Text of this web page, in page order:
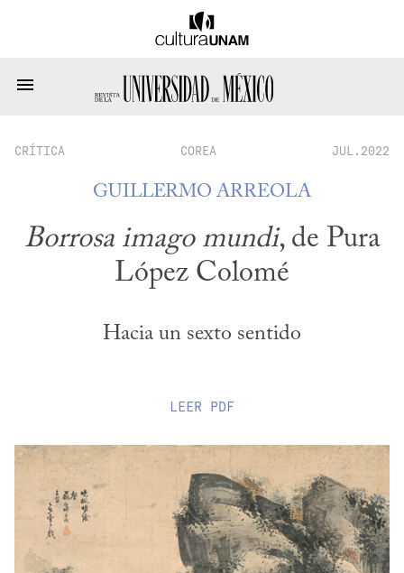
CRÍTICA COREA JUL.2022
GUILLERMO ARREOLA
Borrosa imago mundi, de Pura
López Colomé
Hacia un sexto sentido
LEER PDF